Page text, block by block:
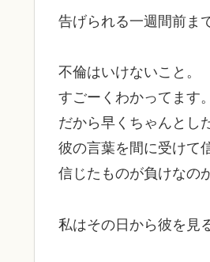
告げられる一週間前ま
不倫はいけないこと。
すごーくわかってます。
だから早くちゃんとし
彼の言葉を間に受けて
信じたものが負けなの
私はその日から彼を見